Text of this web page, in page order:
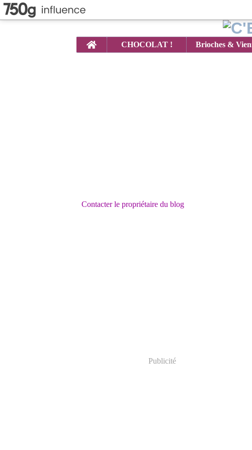
Home CHOCOLAT !
Contacter le propriétaire du blog
Publicité